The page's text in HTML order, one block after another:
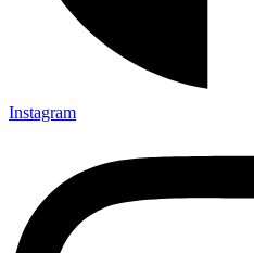
Instagram